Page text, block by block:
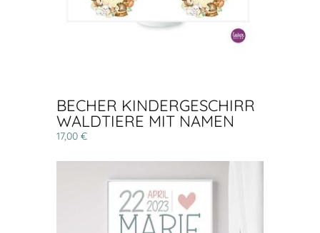
BECHER KINDERGESCHIRR
WALDTIERE MIT NAMEN
17,00 €